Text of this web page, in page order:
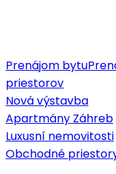
Prenájom bytu
priestorov
Nová výstavba
Apartmány Záhreb
Luxusní nemovitosti
Obchodné